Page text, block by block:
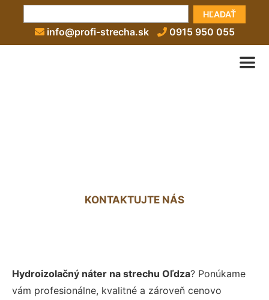
HĽADAŤ
info@profi-strecha.sk 0915 950 055
KONTAKTUJTE NÁS
Hydroizolačný náter na strechu Oľdza? Ponúkame
vám profesionálne, kvalitné a zároveň cenovo